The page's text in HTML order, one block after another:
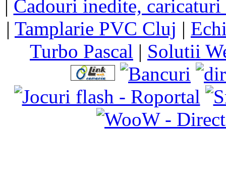
| Cadouri inedite,
| Tamplarie PVC Cluj |
Turbo Pascal | Solutii